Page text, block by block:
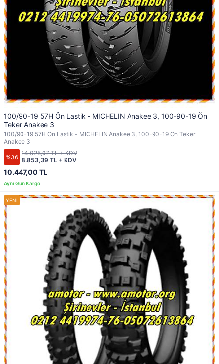
100/90-19 57H Ön Lastik - MICHELIN Anakee 3, 100-90-19 Ön
Teker Anakee 3
100/90-19 57H Ön Lastik - MICHELIN Anakee 3, 100-90-19 Ön Teker
Anakee 3
%36
10.447,00 TL
8.853,39 TL + KDV
14.025,07 TL + KDV